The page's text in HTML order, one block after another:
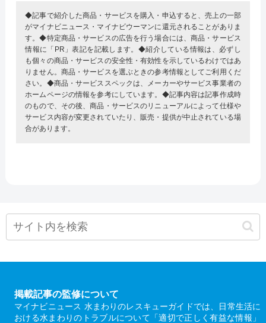
◆記事で紹介した商品・サービスを購入・申込すると、売上の一部
がマイナビニュース・マイナビウーマンに還元されることがありま
す。◆特定商品・サービスの広告を行う場合には、商品・サービス
情報に「PR」表記を記載します。◆紹介している情報は、必ずし
も個々の商品・サービスの安全性・有効性を示しているわけではあ
りません。商品・サービスを選ぶときの参考情報としてご利用くだ
さい。◆商品・サービススペックは、メーカーやサービス事業者の
ホームページの情報を参考にしています。◆記事内容は記事作成時
のもので、その後、商品・サービスのリニューアルによって仕様や
サービス内容が変更されていたり、販売・提供が中止されている場
合があります。
掲載記事の監修について
マイナビニュース 水まわりのレスキューガイドでは、日常生活に
おける水まわりのトラブルについて「適切で正しく有益な情報」